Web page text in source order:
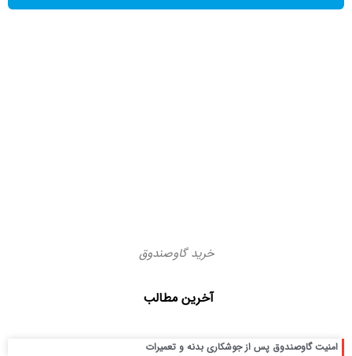
خرید گاوصندوق
آخرین مطالب
امنیت گاوصندوق پس از جوشکاری بدنه و تعمیرات